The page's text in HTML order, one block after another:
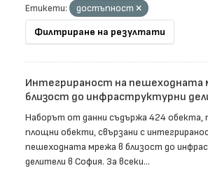
Етикети:
достъпност
Филтриране на резултати
Интегрираност на пешеходната
близост до инфраструктурни
Наборът от данни съдържа 424 обекта,
площни обекти, свързани с
пешеходната мрежа в близост до
делители в София. За всеки...